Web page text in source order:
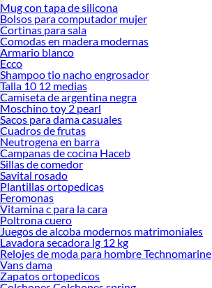
Mug con tapa de silicona
Bolsos para computador mujer
Cortinas para sala
Comodas en madera modernas
Armario blanco
Ecco
Shampoo tio nacho engrosador
Talla 10 12 medias
Camiseta de argentina negra
Moschino toy 2 pearl
Sacos para dama casuales
Cuadros de frutas
Neutrogena en barra
Campanas de cocina Haceb
Sillas de comedor
Savital rosado
Plantillas ortopedicas
Feromonas
Vitamina c para la cara
Poltrona cuero
Juegos de alcoba modernos matrimoniales
Lavadora secadora lg 12 kg
Relojes de moda para hombre Technomarine
Vans dama
Zapatos ortopedicos